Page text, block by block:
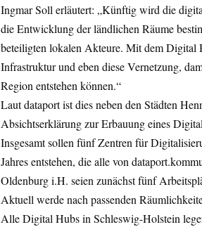
Ingmar Soll erläutert: „Künftig wird die
die Entwicklung der ländlichen Räume
beteiligten lokalen Akteure. Mit dem
Infrastruktur und eben diese Vernetzung,
Region entstehen können.“
Laut dataport ist dies neben den Städten
Absichtserklärung zur Erbauung eines
Insgesamt sollen fünf Zentren für
Jahres entstehen, die alle von
Oldenburg i.H. seien zunächst fünf
Aktuell werde nach passenden
Alle Digital Hubs in Schleswig-Holstein